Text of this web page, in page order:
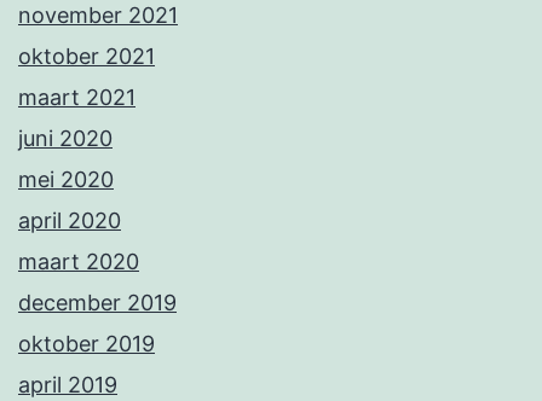
november 2021
oktober 2021
maart 2021
juni 2020
mei 2020
april 2020
maart 2020
december 2019
oktober 2019
april 2019